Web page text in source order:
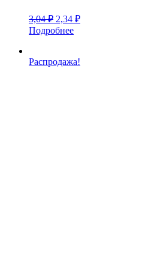
3,04₽ Первоначальная
цена
составляла
2,34 ₽Текущая
Подробнее
Распродажа!